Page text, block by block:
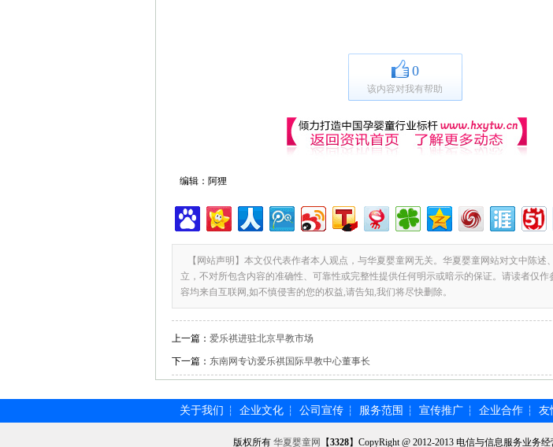
0
该内容对我有帮助
编辑：阿狸
【网站声明】本文仅代表作者本人观点，与华夏婴童网无关。华夏婴童网站对文中陈述
立，不对所包含内容的准确性、可靠性或完整性提供任何明示或暗示的保证。请读者仅作
容均来自互联网,如不慎侵害的您的权益,请告知,我们将尽快删除。
上一篇： 爱乐祺进驻北京早教市场
下一篇： 东南网专访爱乐祺国际早教中心董事长
关于我们 ┆ 企业文化 ┆ 公司宣传 ┆ 服务范围 ┆ 宣传推广 ┆ 企业合作 ┆ 友
版权所有 华夏婴童网 【3328】CopyRight @ 2012-2013 电信与信息服务业务经